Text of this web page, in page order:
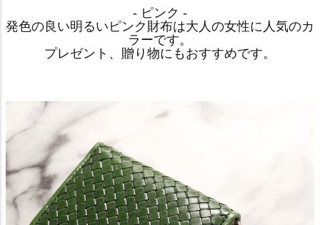
- ピンク -
発色の良い明るいピンク財布は大人の女性に人気のカ
ラーです。
プレゼント、贈り物にもおすすめです。